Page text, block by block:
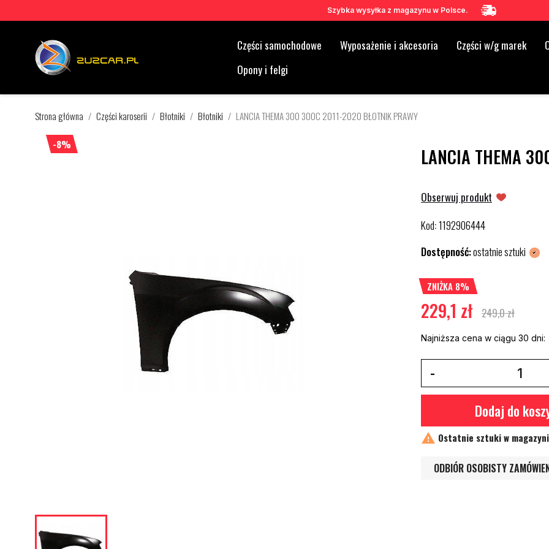
Szybka wysyłka z magazynu w Polsce.
Części samochodowe Wyposażenie i akcesoria Części w/g marek
Opony i felgi
Strona główna Części karoserii Błotniki Błotniki LANCIA THEMA 300 300C 2011-2020 BŁOTNIK PRAWY
-8% LANCIA THEMA
Obserwuj produkt
Kod:1192906444
Dostępność:ostatnie sztuki
ZNIŻKA 8%
229,1 zł 249,0 zł
Najniższa cena w ciągu 30 dni:
Dodaj do
 Ostatnie sztuki w
ODBIÓR OSOBISTY